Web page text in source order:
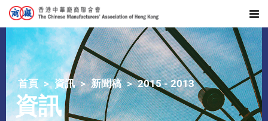
首頁 資訊 新聞稿 2015 - 2013
資訊